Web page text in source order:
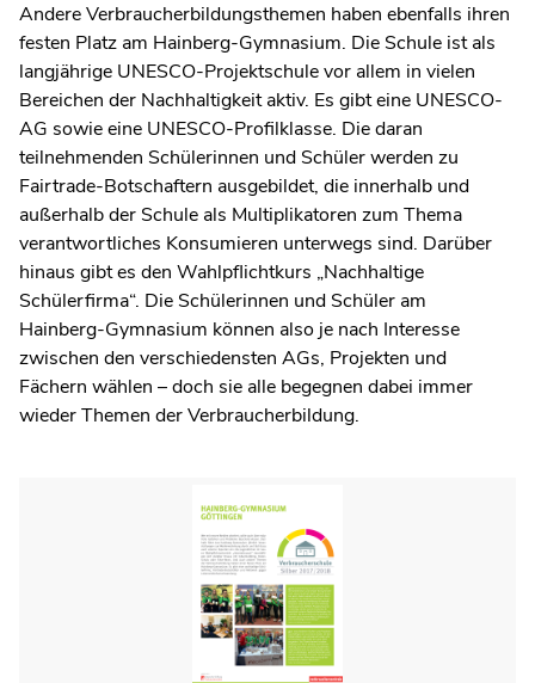
Andere Verbraucherbildungsthemen haben ebenfalls ihren
festen Platz am Hainberg-Gymnasium. Die Schule ist als
langjährige UNESCO-Projektschule vor allem in vielen
Bereichen der Nachhaltigkeit aktiv. Es gibt eine UNESCO-
AG sowie eine UNESCO-Profilklasse. Die daran
teilnehmenden Schülerinnen und Schüler werden zu
Fairtrade-Botschaftern ausgebildet, die innerhalb und
außerhalb der Schule als Multiplikatoren zum Thema
verantwortliches Konsumieren unterwegs sind. Darüber
hinaus gibt es den Wahlpflichtkurs „Nachhaltige
Schülerfirma“. Die Schülerinnen und Schüler am
Hainberg-Gymnasium können also je nach Interesse
zwischen den verschiedensten AGs, Projekten und
Fächern wählen – doch sie alle begegnen dabei immer
wieder Themen der Verbraucherbildung.